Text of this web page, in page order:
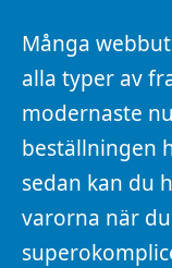
Många
alla typer av
modernaste
beställningen
sedan kan du
varorna när